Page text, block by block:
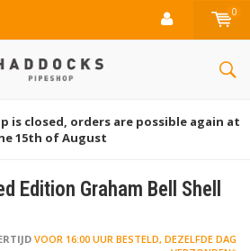
0
is closed, orders are possible again at
15th of August
Edition Graham Bell Shell
VOOR 16:00 UUR BESTELD, DEZELFDE DAG